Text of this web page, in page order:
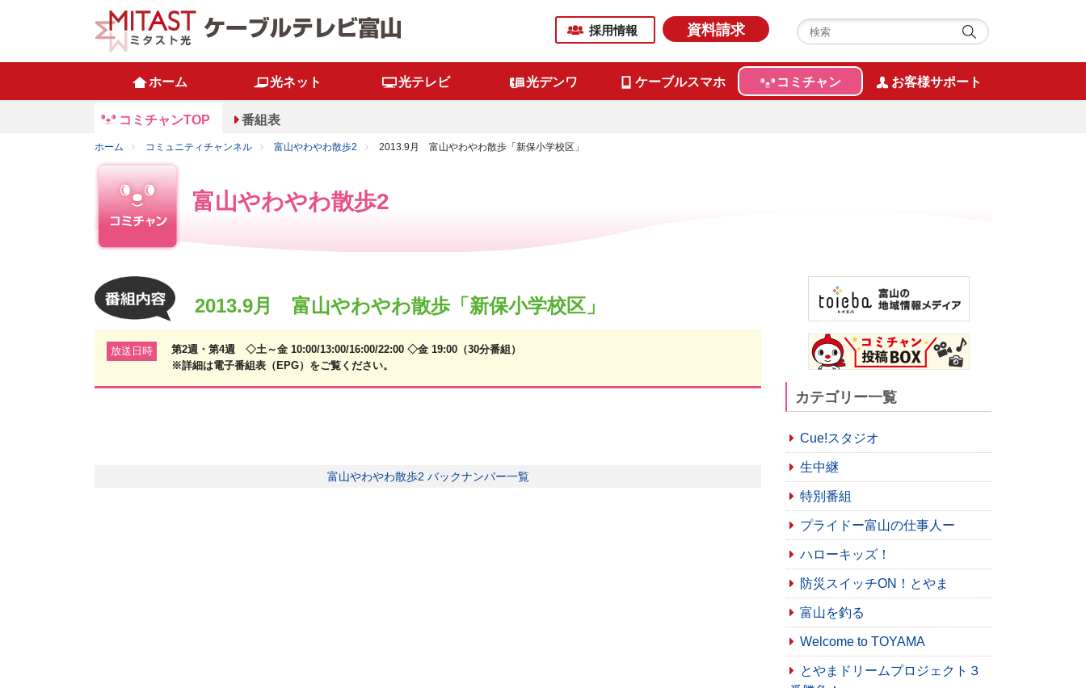
採用情報 資料請求
ホーム 光ネット 光テレビ 光デンワ ケーブルスマホ コミチャン お客様サポート
コミチャンTOP 番組表
ホーム コミュニティチャンネル 富山やわやわ散歩2 2013.9月 富山やわやわ散歩「新保小学校区」
富山やわやわ散歩2
2013.9月 富山やわやわ散歩「新保小学校区」
放送日時
第2週・第4週 ◇土～金 10:00/13:00/16:00/22:00 ◇金 19:00（30分番組）
※詳細は電子番組表（EPG）をご覧ください。
富山やわやわ散歩2 バックナンバー一覧
カテゴリー一覧
Cue!スタジオ
生中継
特別番組
プライドー富山の仕事人ー
ハローキッズ！
防災スイッチON！とやま
富山を釣る
Welcome to TOYAMA
とやまドリームプロジェクト３